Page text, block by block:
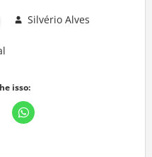
Silvério Alves
isso: